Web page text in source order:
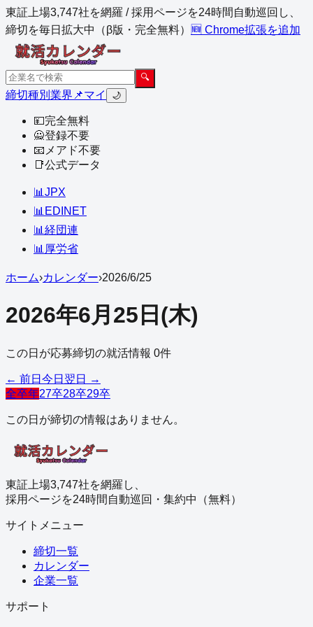
東証上場3,747社を網羅 / 採用ページを24時間自動巡回し、
締切を毎日拡大中（β版・完全無料）
🆕 Chrome拡張を追加
🔍
締切種別 業界 📌マイ 🌙
💴完全無料
🙅登録不要
📧 メアド不要
📑公式データ
📊 JPX
📊 EDINET
📊 経団連
📊 厚労省
ホーム›カレンダー›2026/6/25
2026年6月 25 日 (木)
この日が応募締切の就活情報 0件
← 前日 今日 翌日 →
全卒年27卒28卒29卒
この日が締切の情報はありません。
東証上場3,747社を網羅し、
採用ページを24時間自動巡回・集約中（無料）
サイトメニュー
締切一覧
カレンダー
企業一覧
サポート